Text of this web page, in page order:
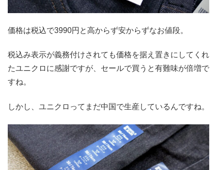
価格は税込で3990円と高からず安からずなお値段。
税込み表示が義務付けされても価格を据え置きにしてくれ
たユニクロに感謝ですが、セールで買うと有難味が倍増で
すね。
しかし、ユニクロってまだ中国で生産しているんですね。